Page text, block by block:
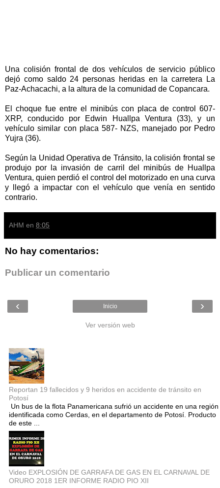
Una colisión frontal de dos vehículos de servicio público
dejó como saldo 24 personas heridas en la carretera La
Paz-Achacachi, a la altura de la comunidad de Copancara.
El choque fue entre el minibús con placa de control 607-
XRP, conducido por Edwin Huallpa Ventura (33), y un
vehículo similar con placa 587- NZS, manejado por Pedro
Yujra (36).
Según la Unidad Operativa de Tránsito, la colisión frontal se
produjo por la invasión de carril del minibús de Huallpa
Ventura, quien perdió el control del motorizado en una curva
y llegó a impactar con el vehículo que venía en sentido
contrario.
AHM en 8:05
No hay comentarios:
Publicar un comentario
‹ ›
Inicio
Ver versión web
Reportan 19 fallecidos y 9 heridos en accidente de tránsito en
Potosí
Un bus de la flota Panamericana sufrió un accidente en una región
identificada como Cerdas, en el departamento de Potosí. Producto
de este ...
Video EXPLOSIÓN DE GARRAFA DE GAS EN EL CARNAVAL DE
ORURO 2018 1ER INFORME RADIO PIO XII